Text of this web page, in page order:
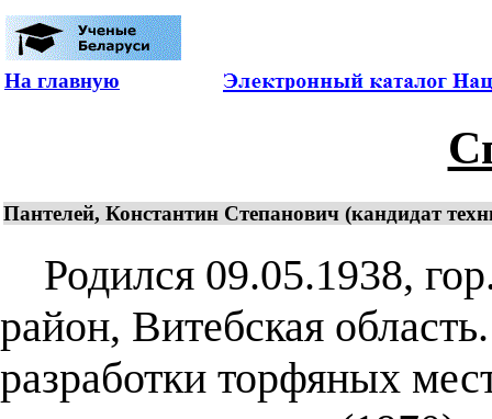
На главную
Пантелей, Константин Степанович (кандидат
Родился 09.05.1938,
район, Витебская
разработки торфяных